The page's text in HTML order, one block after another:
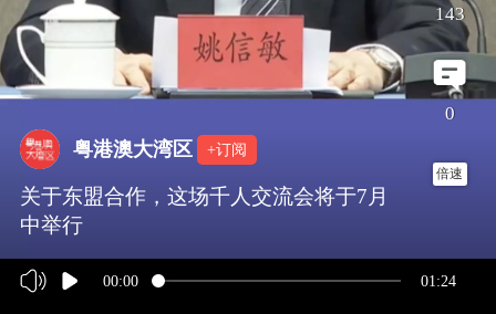
粤港澳大湾区 +订阅
关于东盟合作，这场千人交流会将于7月
中举行
00:00 01:24
143
0
倍速